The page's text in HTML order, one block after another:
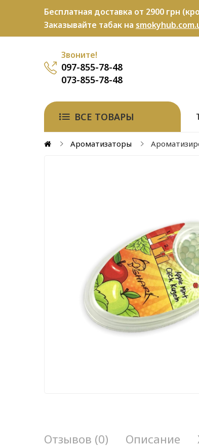
Бесплатная доставка от 2900 грн
Заказывайте табак на
Звоните!
097-855-78-48
073-855-78-48
ВСЕ ТОВАРЫ
Ароматизаторы
Отзывов (0) Описание